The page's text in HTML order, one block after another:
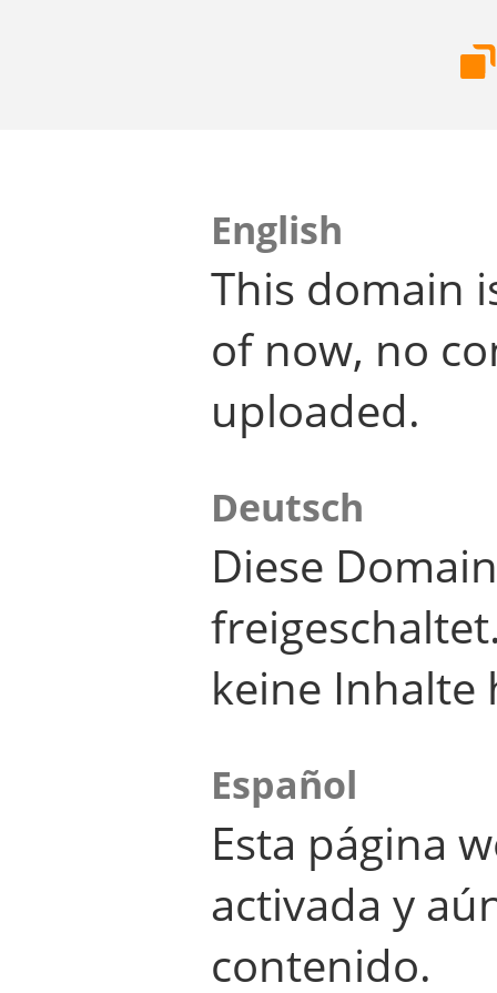
English
This domain
of now, no
uploaded.
Deutsch
Diese
keine Inhalte
Español
Esta página
activada y
contenido.